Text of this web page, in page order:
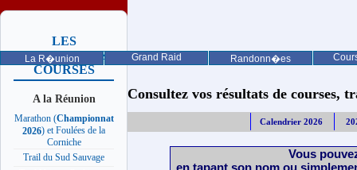
La R�union Grand Raid Randonn�es
LES
PROCHAINES
COURSES
A la Réunion
Marathon (Championnat
2026) et Foulées de la
Corniche
Trail du Sud Sauvage
Consultez vos résultats de courses,
Calendrier 2026
Vous
en tapant son nom ou